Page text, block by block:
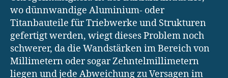
wo dünnwandige Aluminium- oder
Titanbauteile für Triebwerke und Strukturen
gefertigt werden, wiegt dieses Problem noch
schwerer, da die Wandstärken im Bereich von
Millimetern oder sogar Zehntelmillimetern
liegen und jede Abweichung zu Versagen im